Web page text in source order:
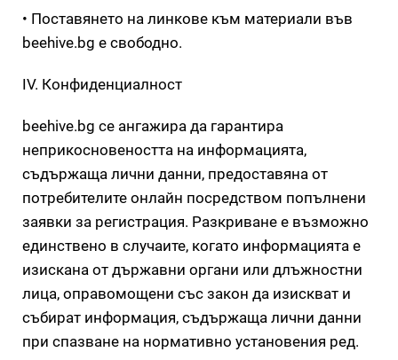
• Поставянето на линкове към материали във
beehive.bg е свободно.
IV. Конфиденциалност
beehive.bg се ангажира да гарантира
неприкосновеността на информацията,
съдържаща лични данни, предоставяна от
потребителите онлайн посредством попълнени
заявки за регистрация. Разкриване е възможно
единствено в случаите, когато информацията е
изискана от държавни органи или длъжностни
лица, оправомощени със закон да изискват и
събират информация, съдържаща лични данни
при спазване на нормативно установения ред.